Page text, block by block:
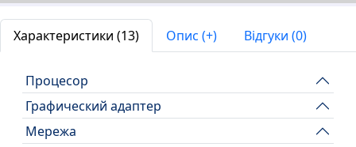
Характеристики (13) Опис (+) Відгуки (0)
Процесор
Графический адаптер
Мережа